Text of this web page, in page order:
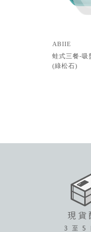
ABIIE
蛙式三餐-吸
(綠松石)